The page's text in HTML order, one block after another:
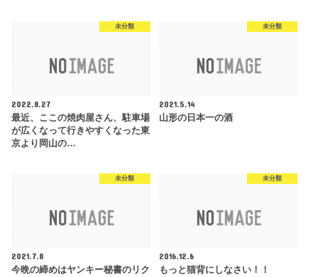
未分類
2022.8.27
最近、ここの焼肉屋さん、駐車場
が広くなって行きやすくなった東
京より岡山の…
未分類
2021.5.14
山形の日本一の酒
未分類
2021.7.8
今晩の締めはヤンキー秘書のリク
未分類
2016.12.6
もっと猫背にしなさい！！